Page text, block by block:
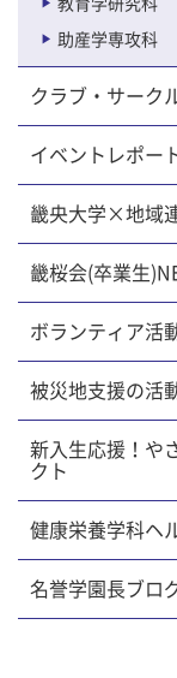
助産学専攻科
クラブ・サーク
イベントレポー
畿央大学×地域
畿桜会(卒業生
ボランティア活
被災地支援の活
新入生応援！や
クト
健康栄養学科ヘ
名誉学園長ブロ